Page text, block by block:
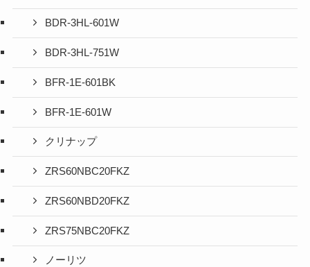
BDR-3HL-601W
BDR-3HL-751W
BFR-1E-601BK
BFR-1E-601W
クリナップ
ZRS60NBC20FKZ
ZRS60NBD20FKZ
ZRS75NBC20FKZ
ノーリツ